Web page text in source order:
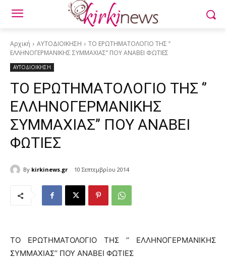
Αρχική ΑΥΤΟΔΙΟΙΚΗΣΗ
ΤΟ ΕΡΩΤΗΜΑΤΟΛΟΓΙΟ ΤΗΣ ‘’
ΕΛΛΗΝΟΓΕΡΜΑΝΙΚΗΣ ΣΥΜΜΑΧΙΑΣ’’ ΠΟΥ ΑΝΑΒΕΙ ΦΩΤΙΕΣ
ΑΥΤΟΔΙΟΙΚΗΣΗ
ΤΟ ΕΡΩΤΗΜΑΤΟΛΟΓΙΟ ΤΗΣ ‘’
ΕΛΛΗΝΟΓΕΡΜΑΝΙΚΗΣ
ΣΥΜΜΑΧΙΑΣ’’ ΠΟΥ ΑΝΑΒΕΙ
ΦΩΤΙΕΣ
By kirkinews.gr 10 Σεπτεμβρίου 2014
ΤΟ ΕΡΩΤΗΜΑΤΟΛΟΓΙΟ ΤΗΣ ‘’ ΕΛΛΗΝΟΓΕΡΜΑΝΙΚΗΣ
ΣΥΜΜΑΧΙΑΣ’’ ΠΟΥ ΑΝΑΒΕΙ ΦΩΤΙΕΣ